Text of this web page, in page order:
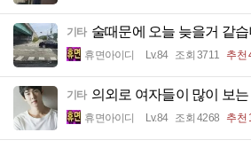
기타 술때문에 오늘 늦을거 같
휴면아이디 Lv.84 조회 3711 추천
기타 의외로 여자들이 많이 보는
휴면아이디 Lv.84 조회 4268 추천 1